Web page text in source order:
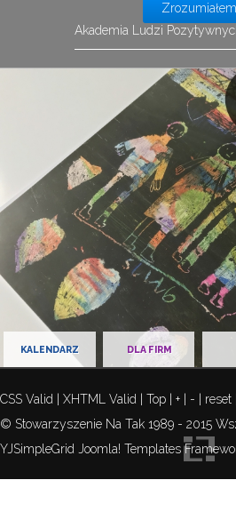
Akademia Ludzi
KALENDARZ DLA FIRM
Zrozumiałem
CSS Valid XHTML Valid Top + - reset
© Stowarzyszenie Na Tak 1989 - 2015
YJSimpleGrid Joomla! Templates